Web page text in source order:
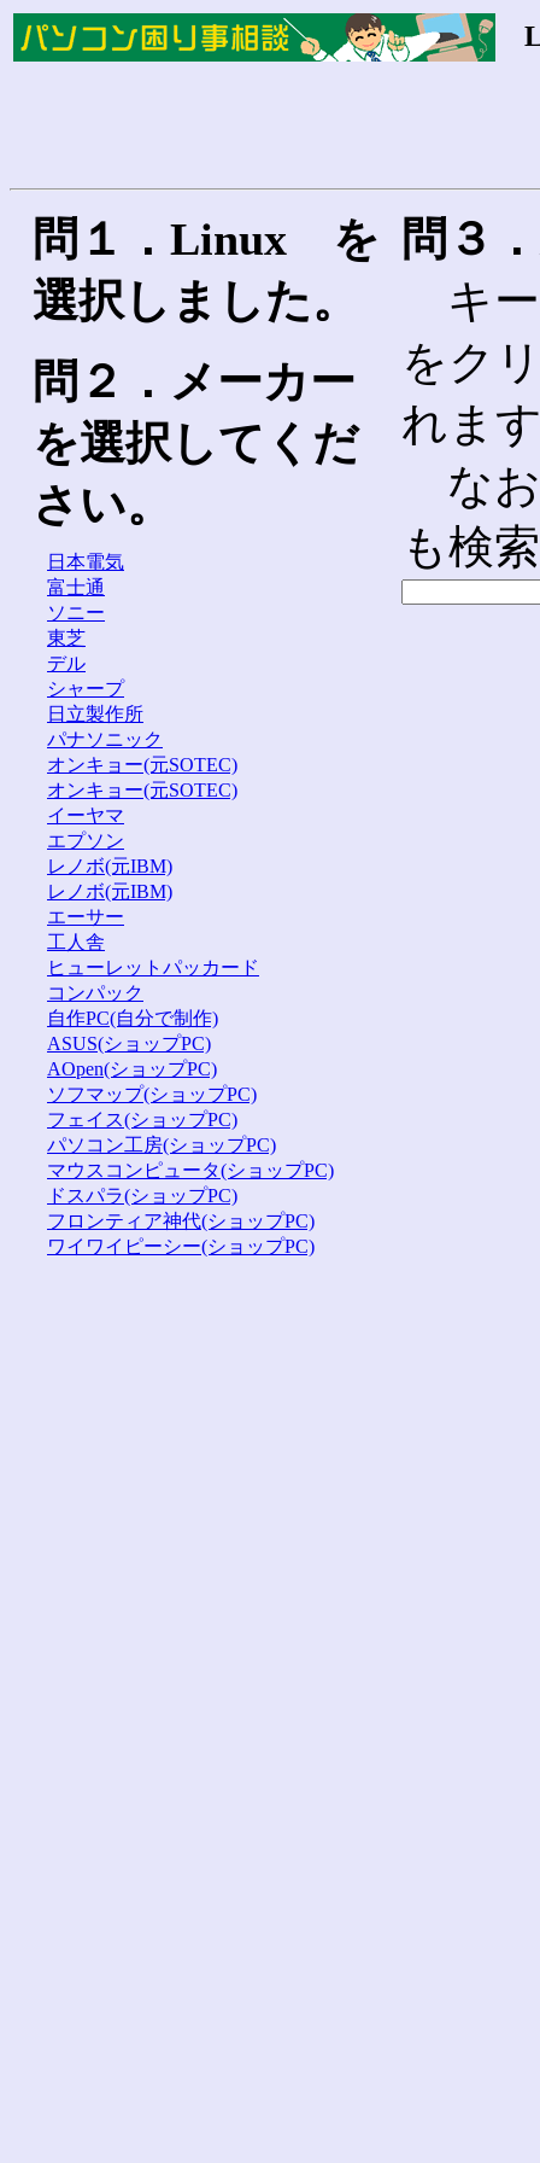
問１．Linux を
選択しました。
問２．メーカー
を選択してくだ
さい。
日本電気
富士通
ソニー
東芝
デル
シャープ
日立製作所
パナソニック
オンキョー(元SOTEC)
オンキョー(元SOTEC)
イーヤマ
エプソン
レノボ(元IBM)
レノボ(元IBM)
エーサー
工人舎
ヒューレットパッカード
コンパック
自作PC(自分で制作)
ASUS(ショップPC)
AOpen(ショップPC)
ソフマップ(ショップPC)
フェイス(ショップPC)
パソコン工房(ショップPC)
マウスコンピュータ(ショップPC)
ドスパラ(ショップPC)
フロンティア神代(ショップPC)
ワイワイピーシー(ショップPC)
問３
キー
をク
れま
なお
も検